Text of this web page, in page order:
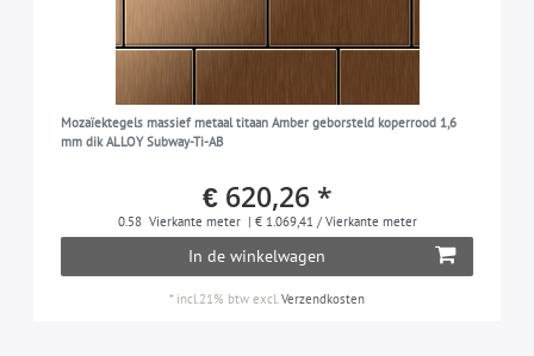
Mozaïektegels massief metaal titaan Amber geborsteld koperrood 1,6
mm dik ALLOY Subway-Ti-AB
€ 620,26 *
0.58 Vierkante meter | € 1.069,41 / Vierkante meter
In de winkelwagen
* incl.21% btw excl.Verzendkosten